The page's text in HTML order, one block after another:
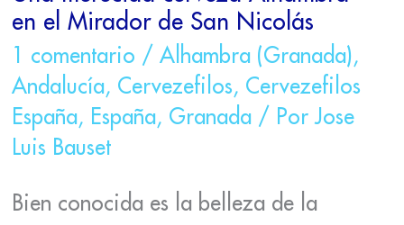
en el Mirador de San Nicolás
1 comentario / Alhambra (Granada),
Andalucía, Cervezefilos, Cervezefilos
España, España, Granada/ Por Jose
Luis Bauset
Bien conocida es la belleza de la
ALHAMBRA
EN
EL
MIRADOR
DE
SAN
NICOLÁS